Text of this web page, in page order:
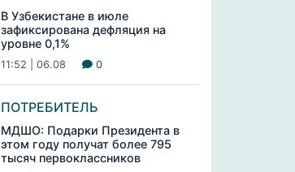
В Узбекистане в июле
зафиксирована дефляция на
уровне 0,1%
11:52 | 06.08 0
ПОТРЕБИТЕЛЬ
МДШО: Подарки Президента в
этом году получат более 795
тысяч первоклассников